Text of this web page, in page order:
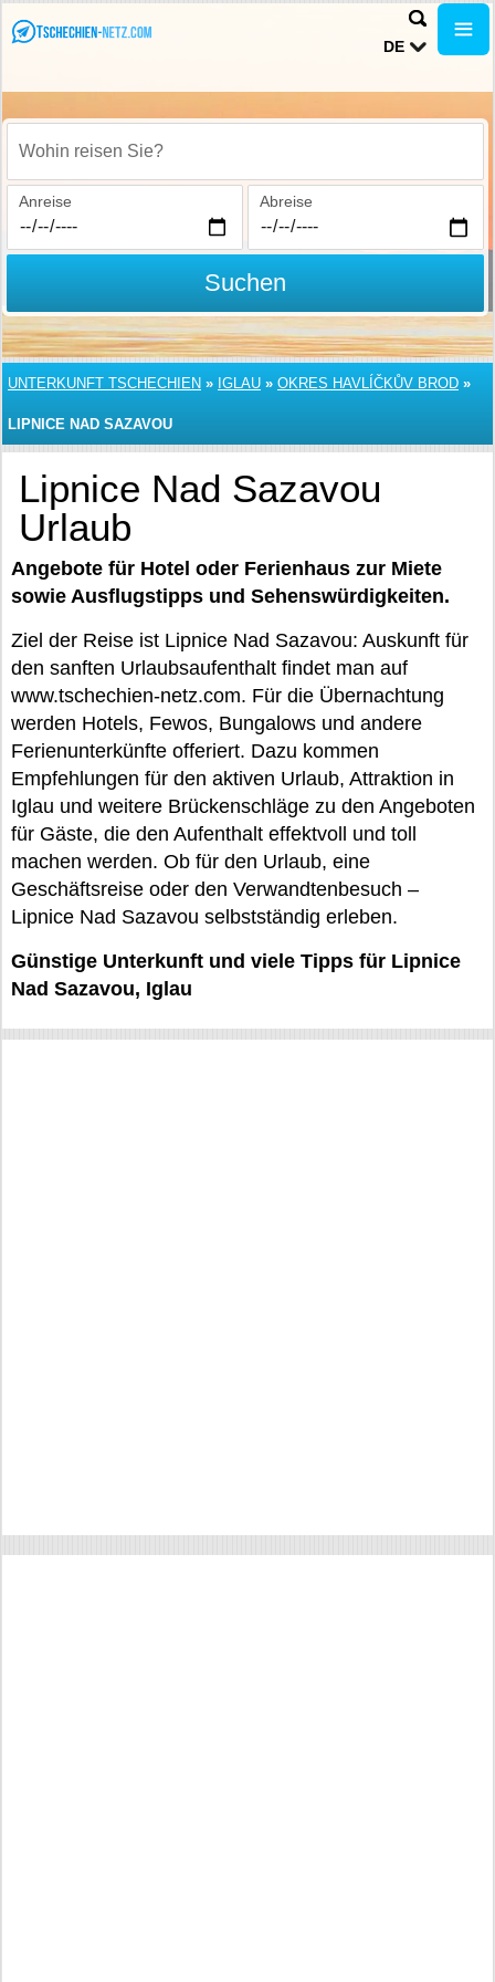
DE
Wohin reisen Sie?
Anreise Abreise
Suchen
UNTERKUNFT TSCHECHIEN » IGLAU » OKRES HAVLÍČKŮV BROD »
LIPNICE NAD SAZAVOU
Lipnice Nad Sazavou
Urlaub
Angebote für Hotel oder Ferienhaus zur Miete
sowie Ausflugstipps und Sehenswürdigkeiten.
Ziel der Reise ist Lipnice Nad Sazavou: Auskunft für
den sanften Urlaubsaufenthalt findet man auf
www.tschechien-netz.com. Für die Übernachtung
werden Hotels, Fewos, Bungalows und andere
Ferienunterkünfte offeriert. Dazu kommen
Empfehlungen für den aktiven Urlaub, Attraktion in
Iglau und weitere Brückenschläge zu den Angeboten
für Gäste, die den Aufenthalt effektvoll und toll
machen werden. Ob für den Urlaub, eine
Geschäftsreise oder den Verwandtenbesuch –
Lipnice Nad Sazavou selbstständig erleben.
Günstige Unterkunft und viele Tipps für Lipnice
Nad Sazavou, Iglau